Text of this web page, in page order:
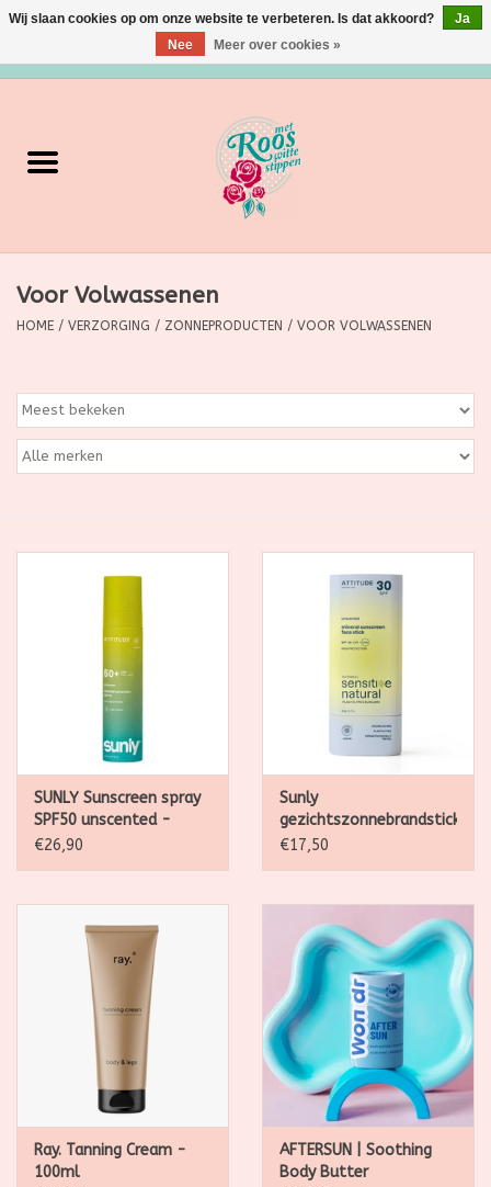
Verzorging
Grimeermateriaal
Huishoudartikelen
Ditjes & Datjes
Voor Volwassenen
HOME / VERZORGING / ZONNEPRODUCTEN / VOOR VOLWASSENEN
SUNLY Sunscreen spray
SPF50 unscented -
75ml
€26,90
Sunly
gezichtszonnebrandstick
SPF30 gevoelige huid
€17,50
Ray. Tanning Cream -
100ml
AFTERSUN | Soothing
Body Butter
Wij slaan cookies op om onze website te verbeteren. Is dat akkoord?
Ja
Nee
Meer over cookies »